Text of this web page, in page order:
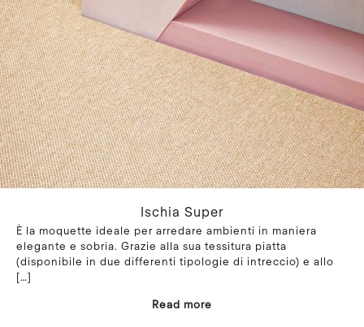
Ischia Super
È la moquette ideale per arredare ambienti in maniera
elegante e sobria. Grazie alla sua tessitura piatta
(disponibile in due differenti tipologie di intreccio) e allo
[…]
Read more